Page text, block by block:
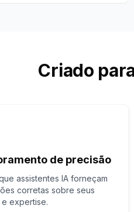
Criado
de precisão
assistentes IA forneçam
corretas sobre seus
expertise.